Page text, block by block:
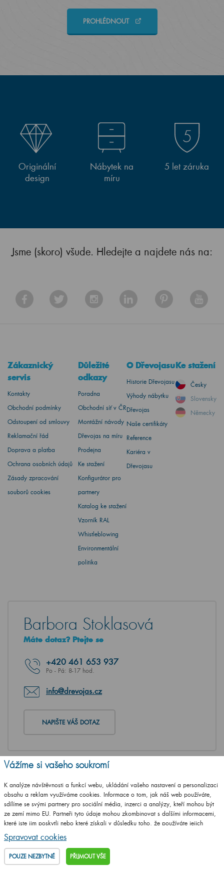
PROHLÉDNOUT
Originální
design
Nábytek na
míru
5 let záruka
Jsme (skoro) všude. Hledejte a najdete nás na:
Zákaznický
servis
Kontakty
Obchodní podmínky
Odstoupení od smlouvy
Reklamační řád
Doprava a platba
Ochrana osobních údajů
Zásady zpracování
souborů cookies
Důležité
odkazy
Poradna
Obchodní síť v ČR
Montážní návody
Dřevojas na míru
Prodejna
Ke stažení
Konfigurátor pro
partnery
Katalog ke stažení
Vzorník RAL
Whistleblowing
Environmentální
politika
O Dřevojasu
Historie Dřevojasu
Výhody nábytku
Dřevojas
Naše certifikáty
Reference
Kariéra v
Dřevojasu
Ke stažení
Česky
Slovensky
Německy
Barbora Stoklasová
Máte dotaz? Ptejte se
+420 461 653 937
Po - Pá: 8-17 hod.
info@drevojas.cz
NAPIŠTE VÁŠ DOTAZ
Vážíme si vašeho soukromí
K analýze návštěvnosti a funkcí webu, ukládání vašeho nastavení a personalizaci
obsahu a reklam využíváme cookies. Informace o tom, jak náš web používáte,
sdílíme se svými partnery pro sociální média, inzerci a analýzy, kteří mohou být
ze zemí mimo EU. Partneři tyto údaje mohou zkombinovat s dalšími informacemi,
které jste jim poskytli nebo které získali v důsledku toho, že používáte jejich
služby.
Podrobné informace
Spravovat cookies
POUZE NEZBYTNÉ PŘIJMOUT VŠE